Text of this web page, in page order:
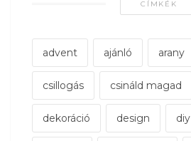
CÍMKÉK
advent ajánló arany
csillogás csináld magad
dekoráció design diy